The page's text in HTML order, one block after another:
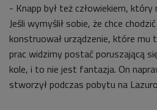
- Knapp był też człowiekiem, który
Jeśli wymyślił sobie, że chce
konstruował urządzenie, które mu
prac widzimy postać poruszającą
kole, i to nie jest fantazja. On
stworzył podczas pobytu na